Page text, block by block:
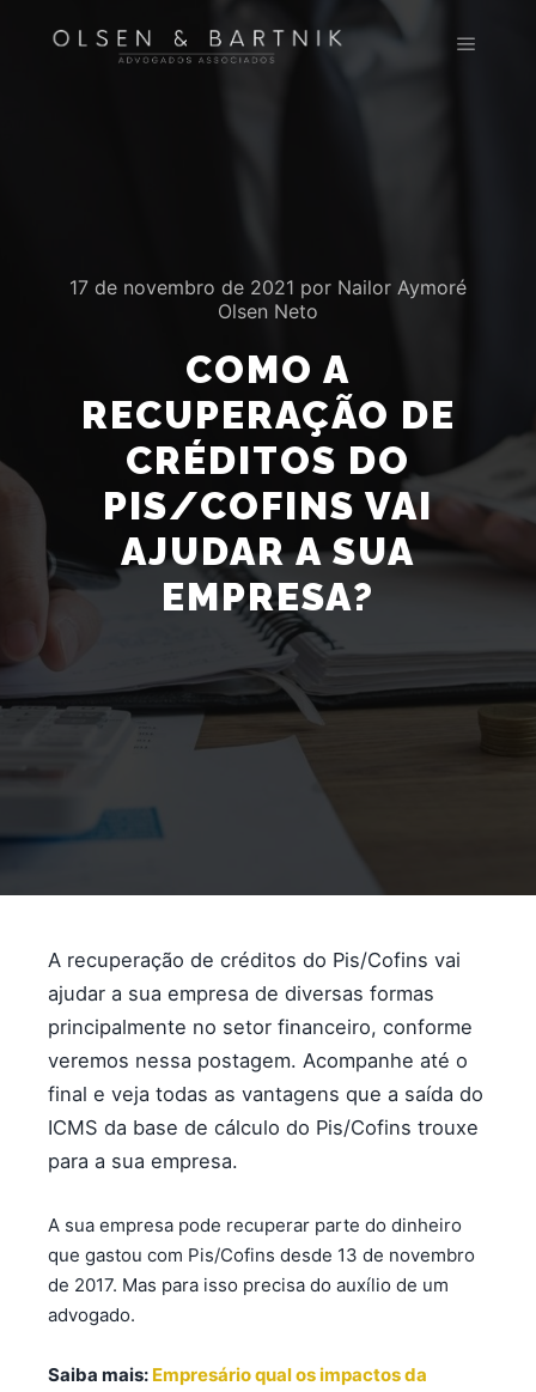
17 de novembro de 2021 por Nailor Aymoré
Olsen Neto
COMO A
RECUPERAÇÃO DE
CRÉDITOS DO
PIS/COFINS VAI
AJUDAR A SUA
EMPRESA?
A recuperação de créditos do Pis/Cofins vai
ajudar a sua empresa de diversas formas
principalmente no setor financeiro, conforme
veremos nessa postagem. Acompanhe até o
final e veja todas as vantagens que a saída do
ICMS da base de cálculo do Pis/Cofins trouxe
para a sua empresa.
A sua empresa pode recuperar parte do dinheiro
que gastou com Pis/Cofins desde 13 de novembro
de 2017. Mas para isso precisa do auxílio de um
advogado.
Saiba mais: Empresário qual os impactos da